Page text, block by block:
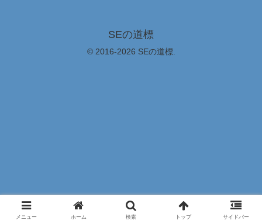
SEの道標
© 2016-2026 SEの道標.
メニュー ホーム 検索 トップ サイドバー